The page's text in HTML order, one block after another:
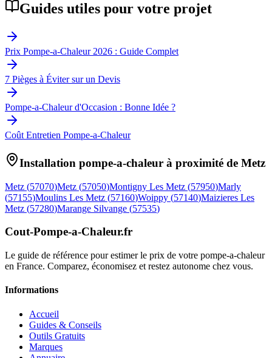
Guides utiles pour votre projet
Prix Pompe-a-Chaleur 2026 : Guide Complet
7 Pièges à Éviter sur un Devis
Pompe-a-Chaleur d'Occasion : Bonne Idée ?
Coût Entretien Pompe-a-Chaleur
Installation pompe-a-chaleur à proximité de Metz
Metz (57070)Metz (57050)Montigny Les Metz (57950)Marly
(57155)Moulins Les Metz (57160)Woippy (57140)Maizieres Les
Metz (57280)Marange Silvange (57535)
Cout-Pompe-a-Chaleur.fr
Le guide de référence pour estimer le prix de votre pompe-a-chaleur
en France. Comparez, économisez et restez autonome chez vous.
Informations
Accueil
Guides & Conseils
Outils Gratuits
Marques